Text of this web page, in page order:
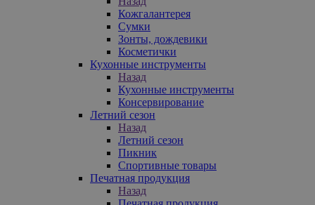
Кожгалантерея
Сумки
Зонты, дождевики
Косметички
Кухонные инструменты
Назад
Кухонные инструменты
Консервирование
Летний сезон
Назад
Летний сезон
Пикник
Спортивные товары
Печатная продукция
Назад